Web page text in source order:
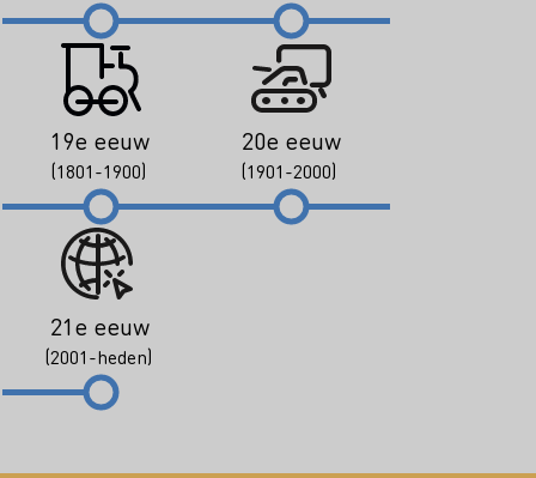
19e eeuw
(1801-1900)
20e eeuw
(1901-2000)
21e eeuw
(2001-heden)